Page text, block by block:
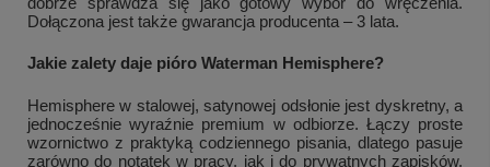
Dołączona jest także gwarancja producenta – 3 lata.
Jakie zalety daje pióro Waterman Hemisphere?
Hemisphere w stalowej, satynowej odsłonie jest dyskretny, a
jednocześnie wyraźnie premium w odbiorze. Łączy proste
wzornictwo z praktyką codziennego pisania, dlatego pasuje
zarówno do notatek w pracy, jak i do prywatnych zapisków.